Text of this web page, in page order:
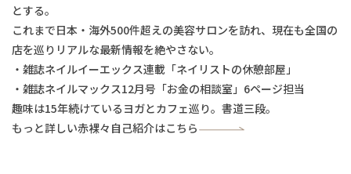
とする。
これまで日本・海外500件超えの美容サロンを訪れ、現在も全国の
店を巡りリアルな最新情報を絶やさない。
・雑誌ネイルイーエックス連載「ネイリストの休憩部屋」
・雑誌ネイルマックス12月号「お金の相談室」6ページ担当
趣味は15年続けているヨガとカフェ巡り。書道三段。
もっと詳しい赤裸々自己紹介はこちら